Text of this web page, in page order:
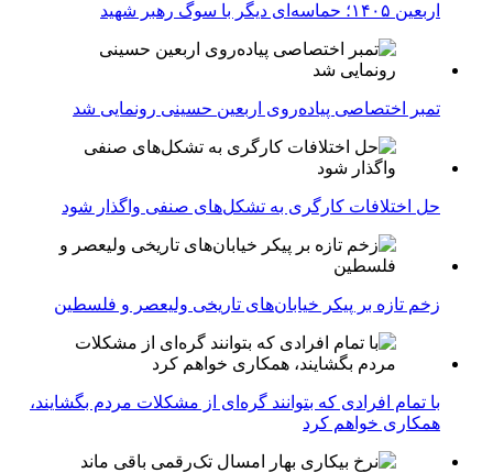
اربعین ۱۴۰۵؛ حماسه‌ای دیگر با سوگ رهبر شهید
تمبر اختصاصی پیاده‌روی اربعین حسینی رونمایی شد
حل اختلافات کارگری به تشکل‌های صنفی واگذار شود
زخم تازه بر پیکر خیابان‌های تاریخی ولیعصر و فلسطین
با تمام افرادی که بتوانند گره‌ای از مشکلات مردم بگشایند،
همکاری خواهم کرد